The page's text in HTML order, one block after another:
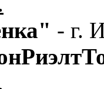
- г.